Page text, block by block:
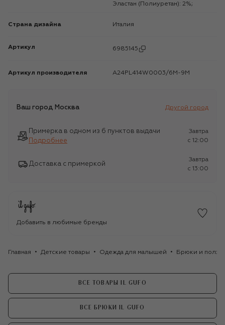
Эластан (Полиуретан): 2%;
Страна дизайна Италия
Артикул 6985145
Артикул производителя A24PL414W0003/6M-9M
Ваш город Москва Другой город
Примерка в одном из 6 пунктов выдачи
Подробнее
Завтра
c 12:00
Доставка с примеркой
Завтра
c 13:00
Добавить в любимые бренды
Главная Детские товары Одежда для малышей Брюки и
ВСЕ ТОВАРЫ IL GUFO
ВСЕ БРЮКИ IL GUFO